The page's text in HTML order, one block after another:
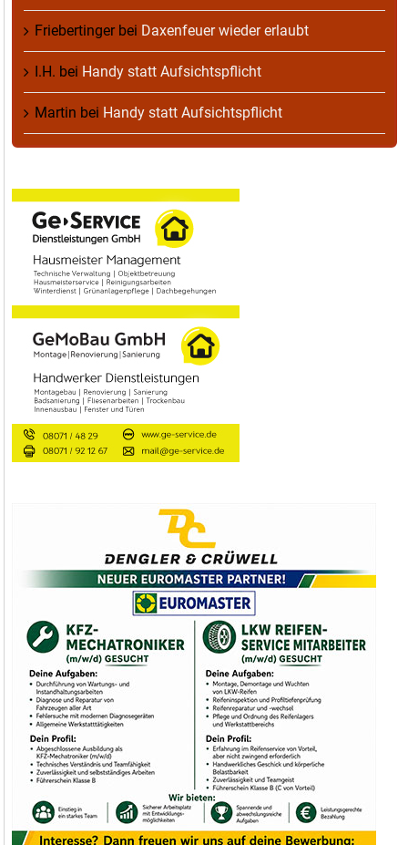
Friebertingerbei Daxenfeuer wieder erlaubt
I.H. bei Handy statt Aufsichtspflicht
Martin bei Handy statt Aufsichtspflicht